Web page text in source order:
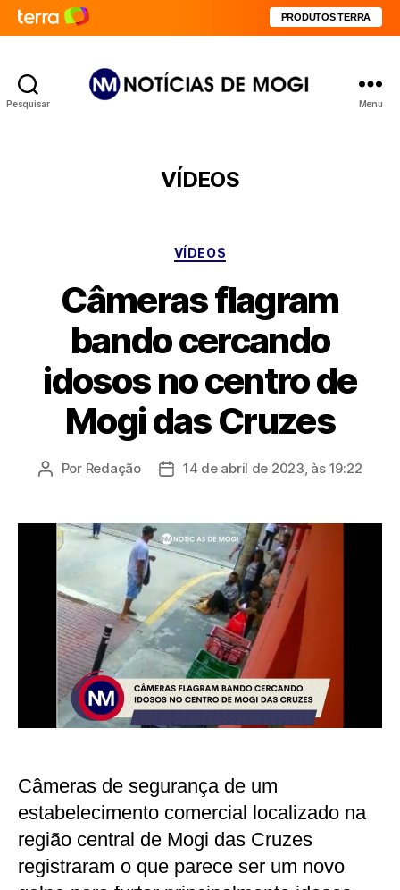
PRODUTOS TERRA
Pesquisar Menu
VÍDEOS
Categorias
VÍDEOS
Câmeras flagram
bando cercando
idosos no centro de
Mogi das Cruzes
Autor
Por Redação
Data14 de abril de 2023, às 19:22
Câmeras de segurança de um
estabelecimento comercial localizado na
região central de Mogi das Cruzes
registraram o que parece ser um novo